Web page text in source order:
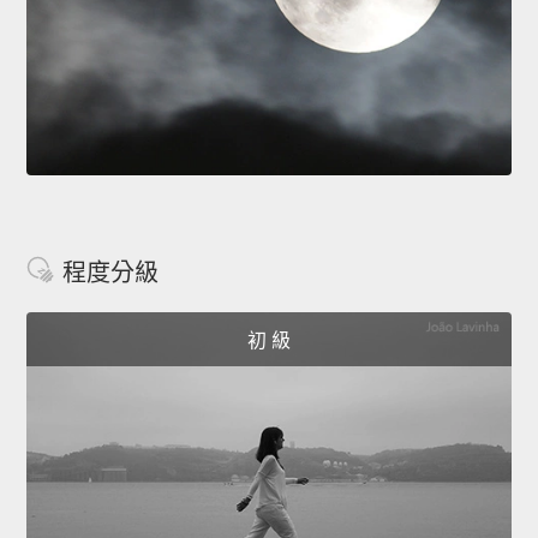
程度分級
初 級